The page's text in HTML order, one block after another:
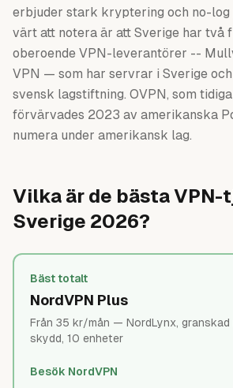
erbjuder stark kryptering och no-log
värt att notera är att Sverige har två
oberoende VPN-leverantörer --
VPN — som har servrar i Sverige
svensk lagstiftning. OVPN, som
förvärvades 2023 av amerikanska
numera under amerikansk lag.
Vilka är de bästa
Sverige 2026?
Bäst totalt
NordVPN Plus
Från 35 kr/mån — NordLynx,
skydd, 10 enheter
Besök NordVPN